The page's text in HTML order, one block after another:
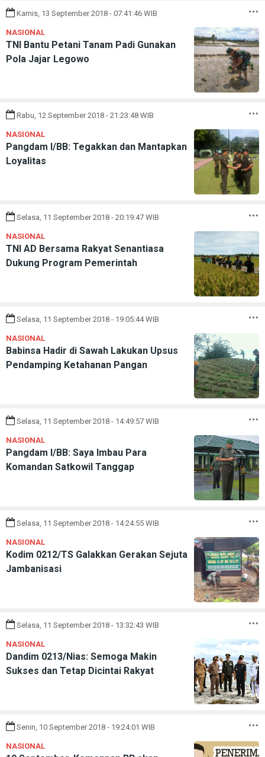
Kamis, 13 September 2018 - 07:41:46 WIB
NASIONAL
TNI Bantu Petani Tanam Padi Gunakan
Pola Jajar Legowo
Rabu, 12 September 2018 - 21:23:48 WIB
NASIONAL
Pangdam I/BB: Tegakkan dan Mantapkan
Loyalitas
Selasa, 11 September 2018 - 20:19:47 WIB
NASIONAL
TNI AD Bersama Rakyat Senantiasa
Dukung Program Pemerintah
Selasa, 11 September 2018 - 19:05:44 WIB
NASIONAL
Babinsa Hadir di Sawah Lakukan Upsus
Pendamping Ketahanan Pangan
Selasa, 11 September 2018 - 14:49:57 WIB
NASIONAL
Pangdam I/BB: Saya Imbau Para
Komandan Satkowil Tanggap
Selasa, 11 September 2018 - 14:24:55 WIB
NASIONAL
Kodim 0212/TS Galakkan Gerakan Sejuta
Jambanisasi
Selasa, 11 September 2018 - 13:32:43 WIB
NASIONAL
Dandim 0213/Nias: Semoga Makin
Sukses dan Tetap Dicintai Rakyat
Senin, 10 September 2018 - 19:24:01 WIB
NASIONAL